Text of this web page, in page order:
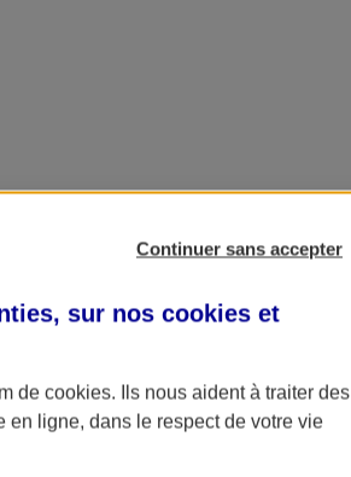
Continuer sans accepter
sur nos cookies et
de cookies. Ils nous aident à traiter des
en ligne, dans le respect de votre vie